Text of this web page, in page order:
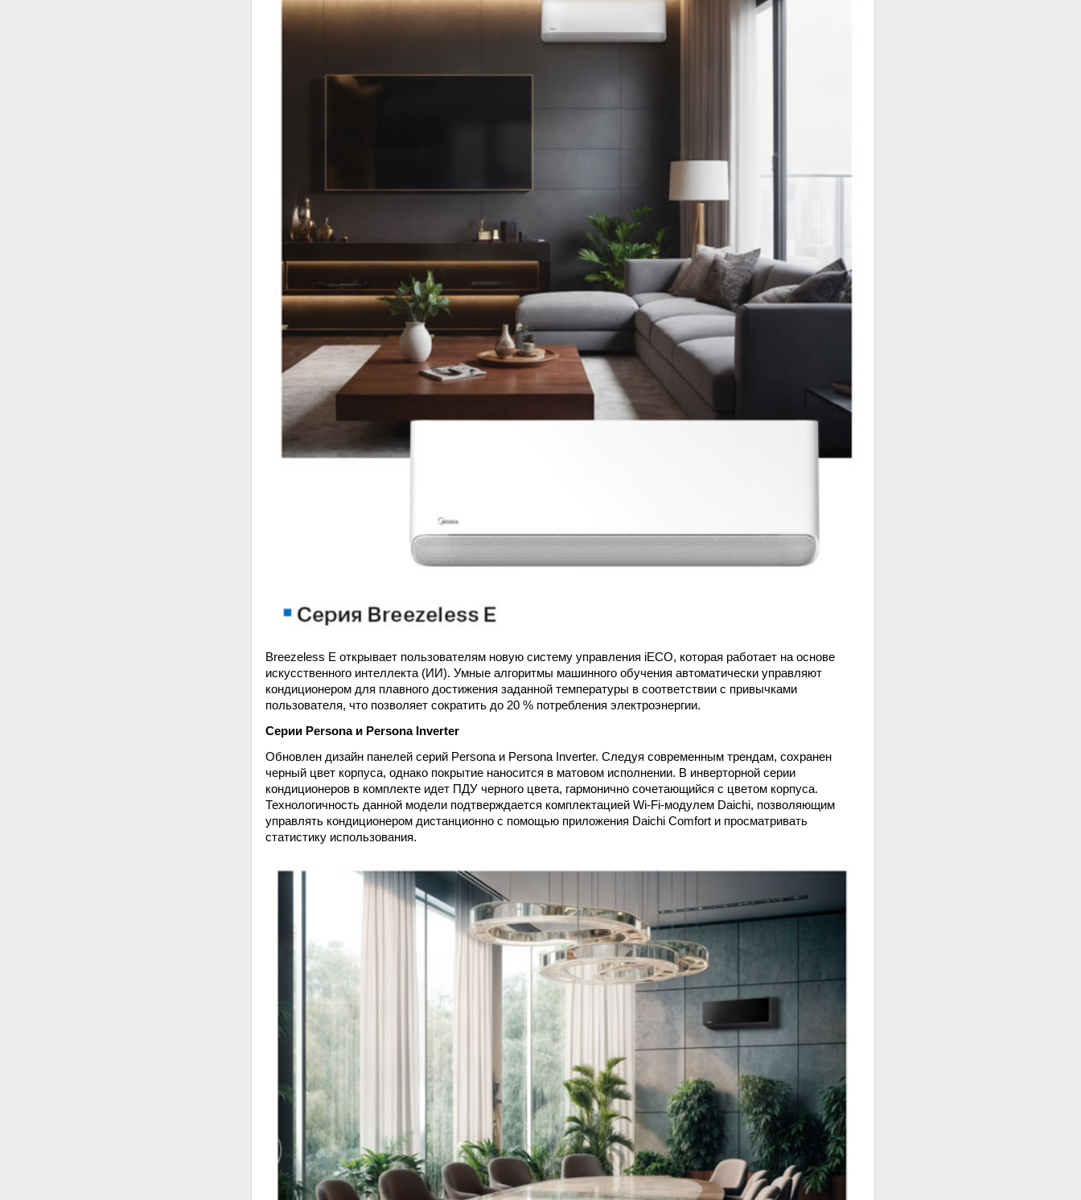
Breezeless E открывает пользователям новую систему управления iECO, которая работает на основе
искусственного интеллекта (ИИ). Умные алгоритмы машинного обучения автоматически управляют
кондиционером для плавного достижения заданной температуры в соответствии с привычками
пользователя, что позволяет сократить до 20 % потребления электроэнергии.
Серии Persona и Persona Inverter
Обновлен дизайн панелей серий Persona и Persona Inverter. Следуя современным трендам, сохранен
черный цвет корпуса, однако покрытие наносится в матовом исполнении. В инверторной серии
кондиционеров в комплекте идет ПДУ черного цвета, гармонично сочетающийся с цветом корпуса.
Технологичность данной модели подтверждается комплектацией Wi-Fi-модулем Daichi, позволяющим
управлять кондиционером дистанционно с помощью приложения Daichi Comfort и просматривать
статистику использования.